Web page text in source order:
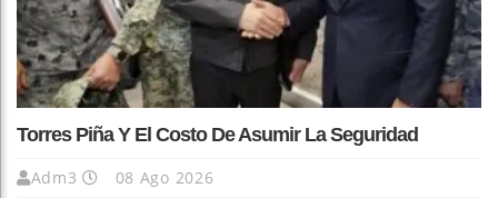
Torres Piña Y El Costo De Asumir La Seguridad
Adm3 08 Ago 2026